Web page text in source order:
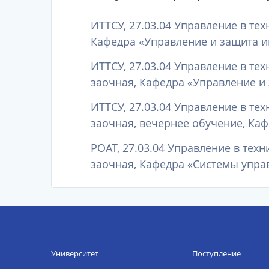
ИТТСУ, 27.03.04 Управление в
Кафедра «Управление и защита
ИТТСУ, 27.03.04 Управление в
заочная, Кафедра «Управление
ИТТСУ, 27.03.04 Управление в
заочная, вечернее обучение,
РОАТ, 27.03.04 Управление в
заочная, Кафедра «Системы
Университет Поступление